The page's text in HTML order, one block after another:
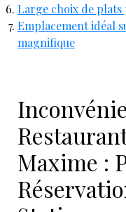
Large choix de plats
Emplacement idéal
magnifique
Maxime :